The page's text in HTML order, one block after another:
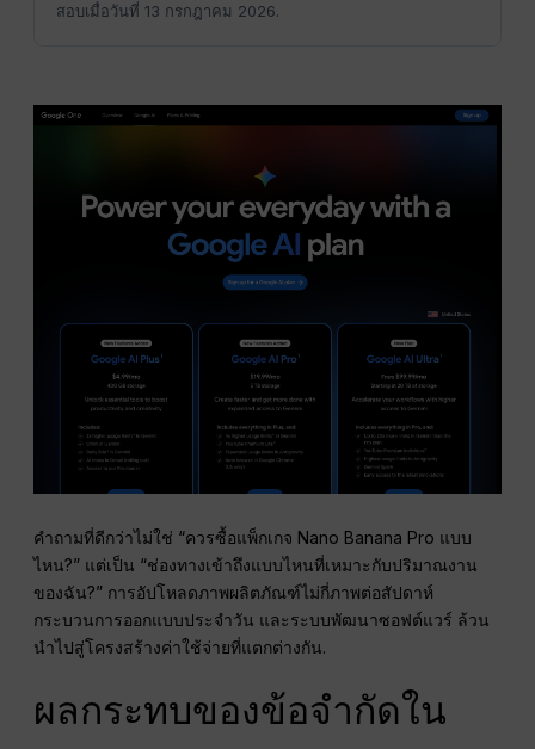
สอบเมื่อวันที่ 13 กรกฎาคม 2026.
คำถามที่ดีกว่าไม่ใช่ “ควรซื้อแพ็กเกจ Nano Banana Pro แบบ
ไหน?” แต่เป็น “ช่องทางเข้าถึงแบบไหนที่เหมาะกับปริมาณงาน
ของฉัน?” การอัปโหลดภาพผลิตภัณฑ์ไม่กี่ภาพต่อสัปดาห์
กระบวนการออกแบบประจำวัน และระบบพัฒนาซอฟต์แวร์ ล้วน
นำไปสู่โครงสร้างค่าใช้จ่ายที่แตกต่างกัน.
ผลกระทบของข้อจำกัดใน